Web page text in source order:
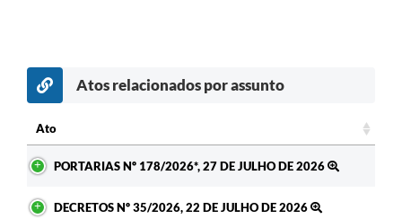
Atos relacionados por assunto
Ato
PORTARIAS Nº 178/2026*, 27 DE JULHO DE 2026
DECRETOS Nº 35/2026, 22 DE JULHO DE 2026